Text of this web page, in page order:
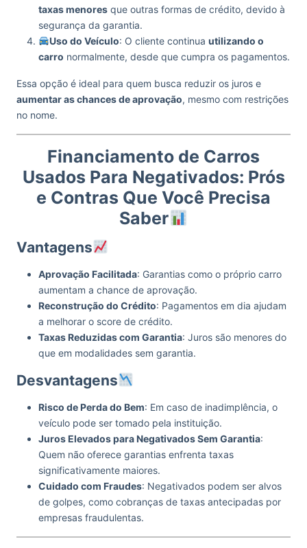
taxas menores que outras formas de crédito, devido à
segurança da garantia.
Uso do Veículo: O cliente continua utilizando o
carro normalmente, desde que cumpra os pagamentos.
Essa opção é ideal para quem busca reduzir os juros e
aumentar as chances de aprovação, mesmo com restrições
no nome.
Financiamento de Carros
Usados Para Negativados: Prós
e Contras Que Você Precisa
Saber
Vantagens
Aprovação Facilitada: Garantias como o próprio carro
aumentam a chance de aprovação.
Reconstrução do Crédito: Pagamentos em dia ajudam
a melhorar o score de crédito.
Taxas Reduzidas com Garantia: Juros são menores do
que em modalidades sem garantia.
Desvantagens
Risco de Perda do Bem: Em caso de inadimplência, o
veículo pode ser tomado pela instituição.
Juros Elevados para Negativados Sem Garantia:
Quem não oferece garantias enfrenta taxas
significativamente maiores.
Cuidado com Fraudes: Negativados podem ser alvos
de golpes, como cobranças de taxas antecipadas por
empresas fraudulentas.